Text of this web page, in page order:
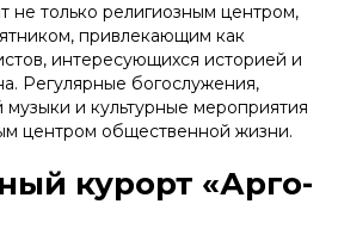
не только религиозным центром,
привлекающим как
интересующихся историей и
Регулярные богослужения,
и культурные мероприятия
центром общественной жизни.
курорт «Арго-